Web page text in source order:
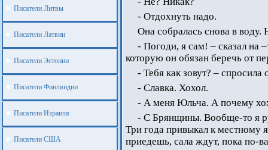
Писатели Литвы
Писатели Латвии
Писатели Эстонии
Писатели Финляндии
Писатели Израиля
Писатели США
- Отдохнуть надо.
Она собралась снова в воду.
- Погоди, я сам! – сказал на
которую он обязан беречь от
- Тебя как зовут? – спросила
- Славка. Хохол.
- А меня Юльча. А почему
- С Брянщины. Вообще-то я
Три года привыкал к местному
приедешь, сала ждут, пока по-